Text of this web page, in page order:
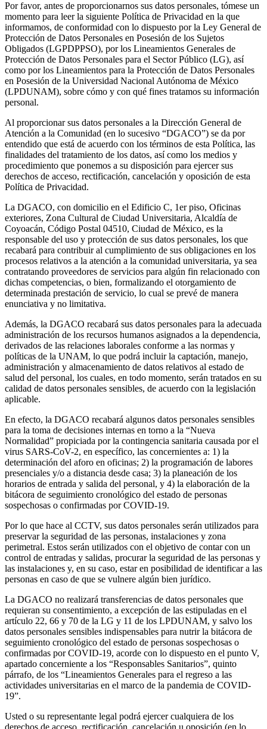
Por favor, antes de proporcionarnos sus datos personales, tómese un
momento para leer la siguiente Política de Privacidad en la que
informamos, de conformidad con lo dispuesto por la Ley General de
Protección de Datos Personales en Posesión de los Sujetos
Obligados (LGPDPPSO), por los Lineamientos Generales de
Protección de Datos Personales para el Sector Público (LG), así
como por los Lineamientos para la Protección de Datos Personales
en Posesión de la Universidad Nacional Autónoma de México
(LPDUNAM), sobre cómo y con qué fines tratamos su información
personal.
Al proporcionar sus datos personales a la Dirección General de
Atención a la Comunidad (en lo sucesivo “DGACO”) se da por
entendido que está de acuerdo con los términos de esta Política, las
finalidades del tratamiento de los datos, así como los medios y
procedimiento que ponemos a su disposición para ejercer sus
derechos de acceso, rectificación, cancelación y oposición de esta
Política de Privacidad.
La DGACO, con domicilio en el Edificio C, 1er piso, Oficinas
exteriores, Zona Cultural de Ciudad Universitaria, Alcaldía de
Coyoacán, Código Postal 04510, Ciudad de México, es la
responsable del uso y protección de sus datos personales, los que
recabará para contribuir al cumplimiento de sus obligaciones en los
procesos relativos a la atención a la comunidad universitaria, ya sea
contratando proveedores de servicios para algún fin relacionado con
dichas competencias, o bien, formalizando el otorgamiento de
determinada prestación de servicio, lo cual se prevé de manera
enunciativa y no limitativa.
Además, la DGACO recabará sus datos personales para la adecuada
administración de los recursos humanos asignados a la dependencia,
derivados de las relaciones laborales conforme a las normas y
políticas de la UNAM, lo que podrá incluir la captación, manejo,
administración y almacenamiento de datos relativos al estado de
salud del personal, los cuales, en todo momento, serán tratados en su
calidad de datos personales sensibles, de acuerdo con la legislación
aplicable.
En efecto, la DGACO recabará algunos datos personales sensibles
para la toma de decisiones internas en torno a la “Nueva
Normalidad” propiciada por la contingencia sanitaria causada por el
virus SARS-CoV-2, en específico, las concernientes a: 1) la
determinación del aforo en oficinas; 2) la programación de labores
presenciales y/o a distancia desde casa; 3) la planeación de los
horarios de entrada y salida del personal, y 4) la elaboración de la
bitácora de seguimiento cronológico del estado de personas
sospechosas o confirmadas por COVID-19.
Por lo que hace al CCTV, sus datos personales serán utilizados para
preservar la seguridad de las personas, instalaciones y zona
perimetral. Estos serán utilizados con el objetivo de contar con un
control de entradas y salidas, procurar la seguridad de las personas y
las instalaciones y, en su caso, estar en posibilidad de identificar a las
personas en caso de que se vulnere algún bien jurídico.
La DGACO no realizará transferencias de datos personales que
requieran su consentimiento, a excepción de las estipuladas en el
artículo 22, 66 y 70 de la LG y 11 de los LPDUNAM, y salvo los
datos personales sensibles indispensables para nutrir la bitácora de
seguimiento cronológico del estado de personas sospechosas o
confirmadas por COVID-19, acorde con lo dispuesto en el punto V,
apartado concerniente a los “Responsables Sanitarios”, quinto
párrafo, de los “Lineamientos Generales para el regreso a las
actividades universitarias en el marco de la pandemia de COVID-
19”.
Usted o su representante legal podrá ejercer cualquiera de los